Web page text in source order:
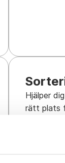
Hjälper
rätt plats